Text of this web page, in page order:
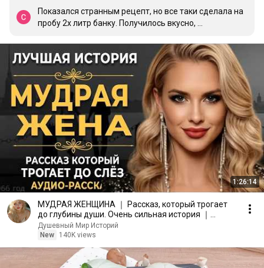
Показался странным рецепт, но все таки сделала на
пробу 2х литр банку. Получилось вкусно,
сладкие. А то привыкли все если маринад, то много
уксуса и много сахара. Рекомендую попробовать, не
попробуешь - не узнаешь.
1:26:14
МУДРАЯ ЖЕНЩИНА ｜ Рассказ, который трогает
до глубины души. Очень сильная история ｜
Аудио рассказ.
Душевный Мир Историй
New
140K views